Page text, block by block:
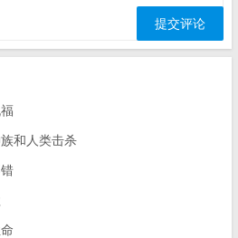
和人类击杀